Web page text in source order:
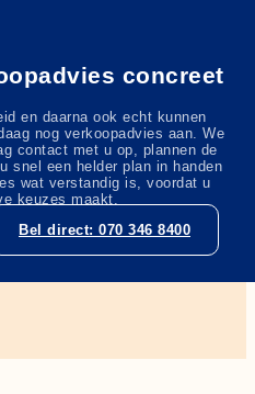
concreet
en daarna ook echt kunnen
nog verkoopadvies aan. We
contact met u op, plannen de
snel een helder plan in handen
wat verstandig is, voordat u
keuzes maakt.
Bel direct: 070 346 8400